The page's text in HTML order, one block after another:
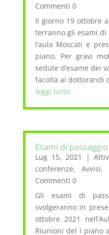
Commenti 0
Il giorno 19 ottobre
terranno gli esami di
l’aula Moscati e
piano. Per gravi
sedute d’esame dei
facoltà ai dottorandi
leggi tutto
Esami di passaggio
Lug 15, 2021 |
conferenze,Avvisi,
Commenti 0
Gli esami di
svolgeranno in
ottobre 2021
Riunioni del I piano